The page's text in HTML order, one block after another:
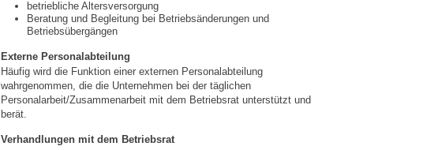
betriebliche Altersversorgung
Beratung und Begleitung bei Betriebsänderungen und
Betriebsübergängen
Externe Personalabteilung
Häufig wird die Funktion einer externen Personalabteilung
wahrgenommen, die die Unternehmen bei der täglichen
Personalarbeit/Zusammenarbeit mit dem Betriebsrat unterstützt und
berät.
Verhandlungen mit dem Betriebsrat